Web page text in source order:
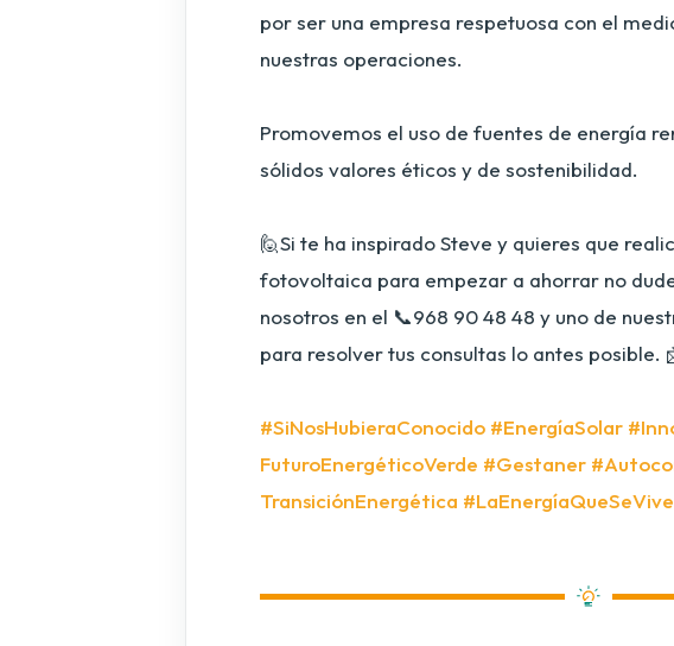
por ser una empresa respetuosa con el
nuestras operaciones.
Promovemos el uso de fuentes de energía
sólidos valores éticos y de sostenibilidad.
🙋Si te ha inspirado Steve y quieres que
fotovoltaica para empezar a ahorrar no
nosotros en el 📞968 90 48 48 y uno de
para resolver tus consultas lo antes posible.
#SiNosHubieraConocido #EnergíaSolar
FuturoEnergéticoVerde #Gestaner
TransiciónEnergética #LaEnergíaQueSeVive